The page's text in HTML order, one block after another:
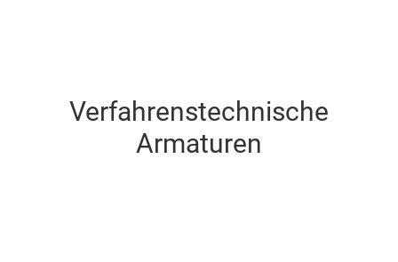
Verfahrenstechnische
Armaturen